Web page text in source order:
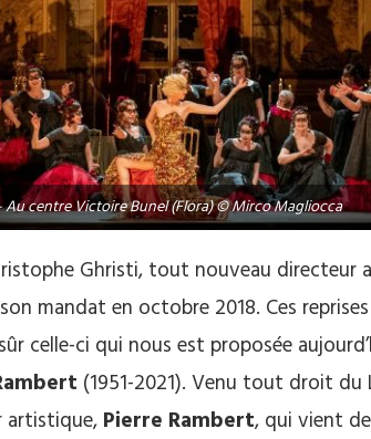
Au centre Victoire Bunel (Flora) © Mirco Magliocca
Ghristi, tout nouveau directeur
mandat en octobre 2018. Ces
celle-ci qui nous est proposée
(1951-2021). Venu tout droit
artistique, Pierre Rambert, qui vient